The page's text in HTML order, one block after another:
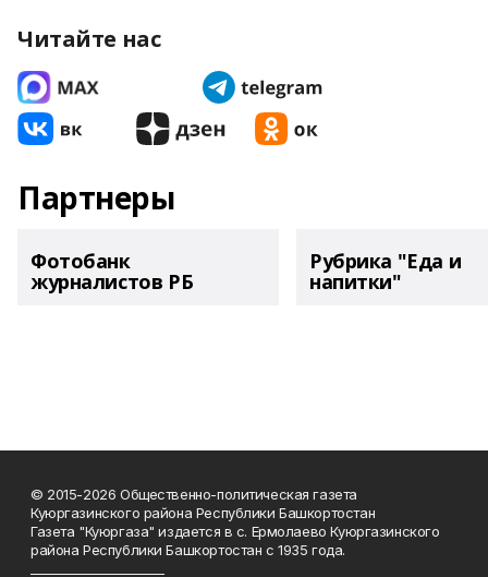
Читайте нас
Партнеры
Фотобанк
журналистов РБ
Рубрика "Еда и
напитки"
© 2015-2026 Общественно-политическая газета
Куюргазинского района Республики Башкортостан
Газета "Куюргаза" издается в с. Ермолаево Куюргазинского
района Республики Башкортостан с 1935 года.